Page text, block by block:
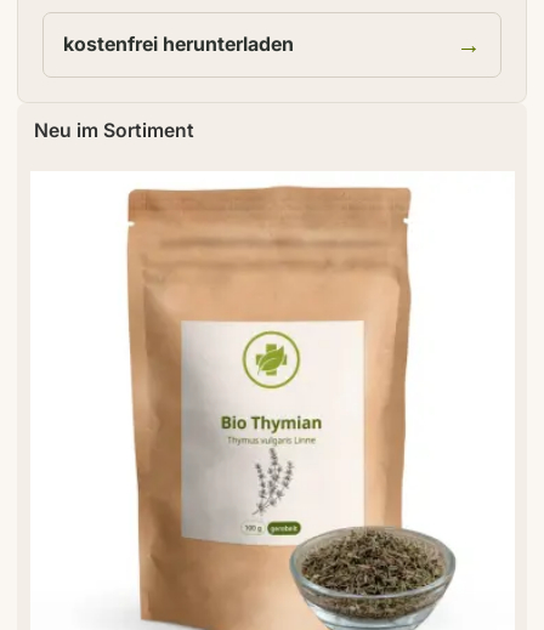
kostenfrei herunterladen →
Neu im Sortiment